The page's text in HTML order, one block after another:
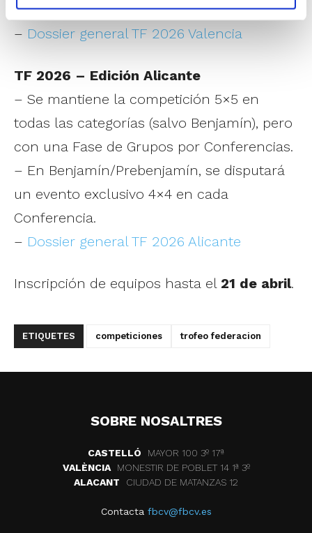
– Grupos por criterios geográficos.
– Dossier general TF 2026 Valencia
TF 2026 – Edición Alicante
– Se mantiene la competición 5×5 en
todas las categorías (salvo Benjamín), pero
con una Fase de Grupos por Conferencias.
– En Benjamín/Prebenjamín, se disputará
un evento exclusivo 4×4 en cada
Conferencia.
– Dossier general TF 2026 Alicante
Inscripción de equipos hasta el 21 de abril.
ETIQUETES competiciones trofeo federacion
SOBRE NOSALTRES
CASTELLÓ
MAYOR 100 3º 17ª
VALÈNCIA
MONESTIR DE POBLET 14 1ª 3º
ALACANT
CIUDAD DE MATANZAS 12
Contacta fbcv@fbcv.es